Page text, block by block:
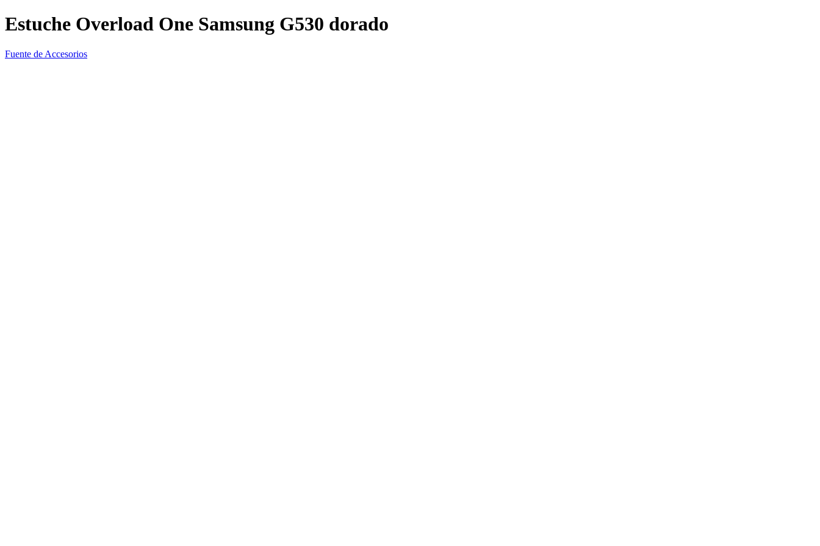
Estuche Overload One Samsung G530 dorado
Fuente de Accesorios